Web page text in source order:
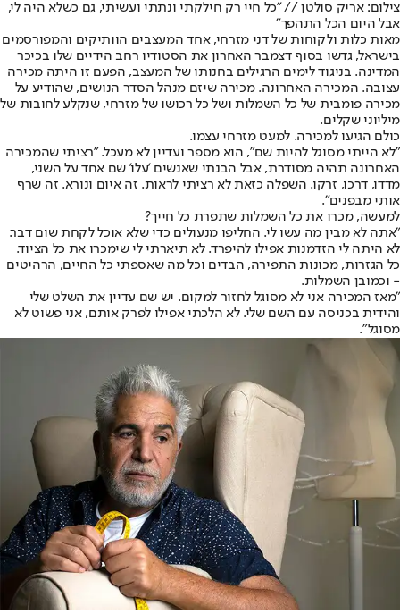
צילום: אריק סולטן // "כל חיי רק חילקתי ונתתי ועשיתי, גם כשלא היה לי,
אבל היום הכל התהפך"
מאות כלות ולקוחות של דני מזרחי, אחד המעצבים הוותיקים והמפורסמים
בישראל, גדשו בסוף דצמבר האחרון את הסטודיו רחב הידיים שלו בכיכר
המדינה. בניגוד לימים הרגילים בחנותו של המעצב, הפעם זו היתה מכירה
עצובה. המכירה האחרונה. מכירה שיזם מנהל הסדר הנושים, שהודיע על
מכירה פומבית של כל השמלות ושל כל רכושו של מזרחי, שנקלע לחובות של
מיליוני שקלים.
כולם הגיעו למכירה. למעט מזרחי עצמו.
"לא הייתי מסוגל להיות שם", הוא מספר ועדיין לא מעכל. "רציתי שהמכירה
האחרונה תהיה מסודרת, אבל הבנתי שאנשים 'עלו' שם אחד על השני,
מדדו, דרכו, זרקו. השפלה כזאת לא רציתי לראות. זה איום ונורא. זה שרף
אותי מבפנים".
למעשה, מכרו את כל השמלות שתפרת כל חייך?
"אתה לא מבין מה עשו לי. החליפו מנעולים כדי שלא אוכל לקחת שום דבר.
לא היתה לי הזדמנות אפילו להיפרד. לא תיארתי לי שימכרו את כל הציוד.
כל הגזרות, מכונות התפירה, הבדים וכל מה שאספתי כל החיים, הרהיטים
- וכמובן השמלות.
"מאז המכירה אני לא מסוגל לחזור למקום. יש שם עדיין את השלט שלי
והידית בכניסה עם השם שלי. לא הלכתי אפילו לפרק אותם, אני פשוט לא
מסוגל".